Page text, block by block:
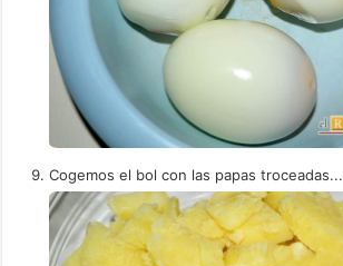
Cogemos el bol con las papas troceadas...